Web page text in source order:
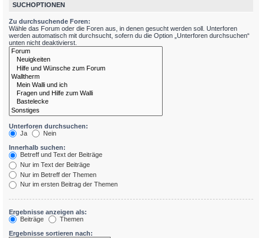
SUCHOPTIONEN
Zu durchsuchende Foren:
Wähle das Forum oder die Foren aus, in denen gesucht werden soll. Unterforen
werden automatisch mit durchsucht, sofern du die Option „Unterforen durchsuchen“
unten nicht deaktivierst.
Unterforen durchsuchen:
Ja
Nein
Innerhalb suchen:
Betreff und Text der Beiträge
Nur im Text der Beiträge
Nur im Betreff der Themen
Nur im ersten Beitrag der Themen
Ergebnisse anzeigen als:
Beiträge
Themen
Ergebnisse sortieren nach: